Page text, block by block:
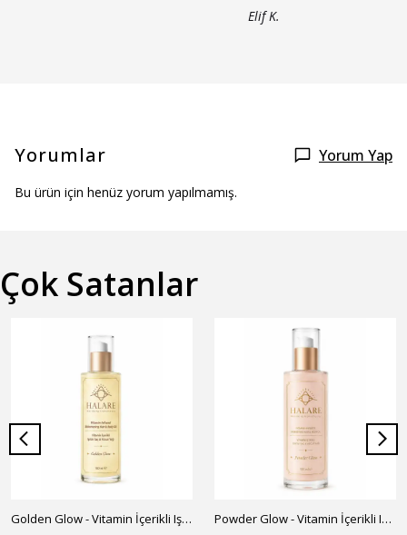
Yorumlar Yorum Yap
Bu ürün için henüz yorum yapılmamış.
Çok Satanlar
Golden Glow - Vitamin İçerikli Işıltılı Saç ve Vücut Yağı Powder Glow - Vitamin İçerikli Işıltılı Saç ve Vücut Yağı